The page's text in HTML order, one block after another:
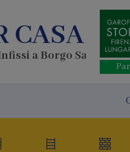
CASA
a Borgo San